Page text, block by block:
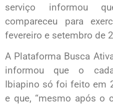
serviço informou
compareceu para
fevereiro e setembro de
A Plataforma Busca
informou que o
Ibiapino só foi feito em
e que, “mesmo após o